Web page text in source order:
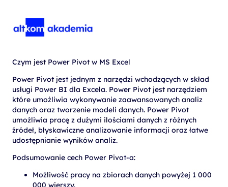
Czym jest Power Pivot w MS Excel
Power Pivot jest jednym z narzędzi wchodzących w skład
usługi Power BI dla Excela. Power Pivot jest narzędziem
które umożliwia wykonywanie zaawansowanych analiz
danych oraz tworzenie modeli danych. Power Pivot
umożliwia pracę z dużymi ilościami danych z różnych
źródeł, błyskawiczne analizowanie informacji oraz łatwe
udostępnianie wyników analiz.
Podsumowanie cech Power Pivot-a:
Możliwość pracy na zbiorach danych powyżej 1 000
000 wierszy.